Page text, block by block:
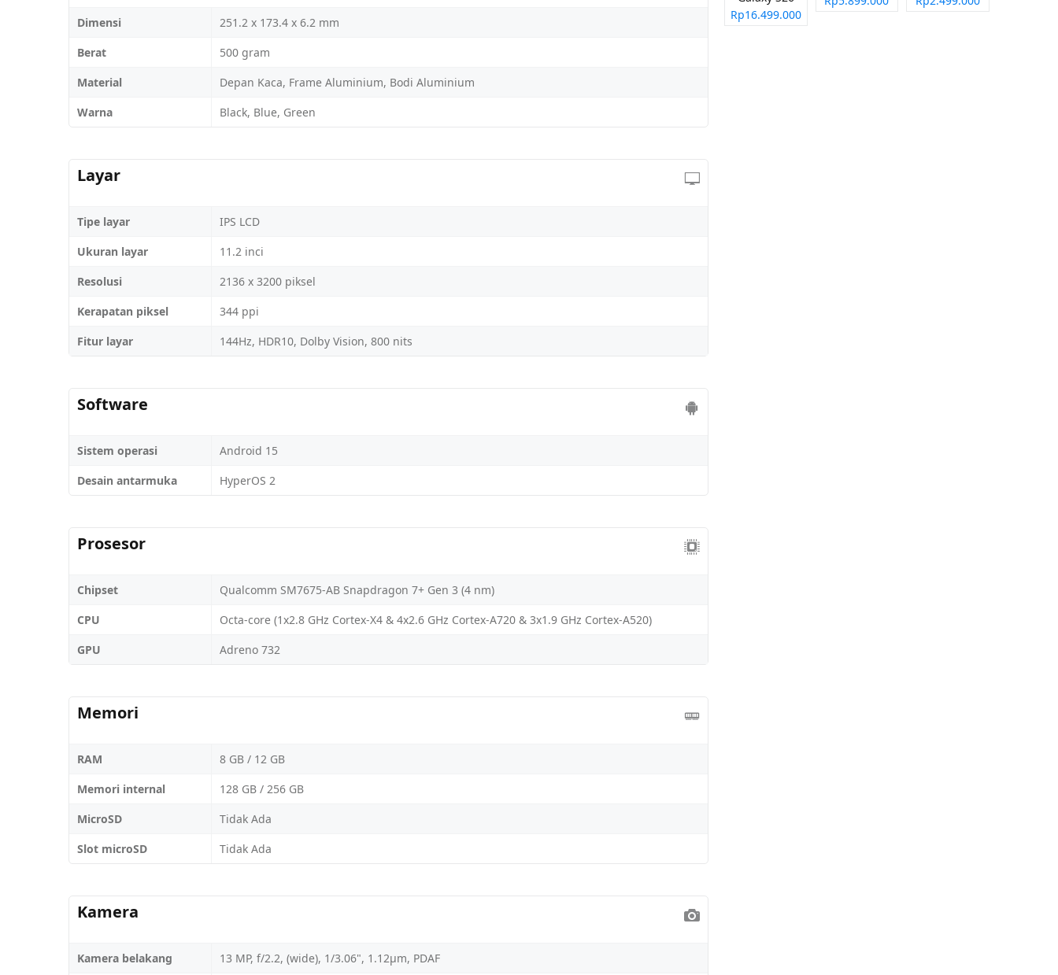
Dimensi
251.2 x 173.4 x 6.2 mm
Berat
500 gram
Material
Depan Kaca, Frame Aluminium, Bodi Aluminium
Warna
Black, Blue, Green
Layar
Tipe layar
IPS LCD
Ukuran layar
11.2 inci
Resolusi
2136 x 3200 piksel
Kerapatan piksel
344 ppi
Fitur layar
144Hz, HDR10, Dolby Vision, 800 nits
Software
Sistem operasi
Android 15
Desain antarmuka
HyperOS 2
Prosesor
Chipset
Qualcomm SM7675-AB Snapdragon 7+ Gen 3 (4 nm)
CPU
Octa-core (1x2.8 GHz Cortex-X4 & 4x2.6 GHz Cortex-A720 & 3x1.9 GHz Cortex-A520)
GPU
Adreno 732
Memori
RAM
8 GB / 12 GB
Memori internal
128 GB / 256 GB
MicroSD
Tidak Ada
Slot microSD
Tidak Ada
Kamera
Kamera belakang 13 MP, f/2.2, (wide), 1/3.06", 1.12µm, PDAF
Rp16.499.000